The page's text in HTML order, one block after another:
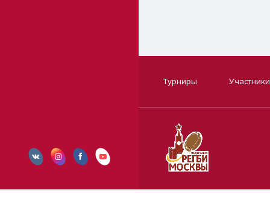
Турниры Участники